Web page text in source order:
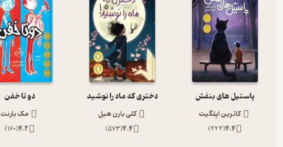
پاستیل های بنفش
کاترین اپلگیت
4.4
(
424
)
دختری که ماه را نوشید
کلی بارن هیل
4.4
(
573
)
دو تا خفن
مک بارنت
4.2
(
160
)